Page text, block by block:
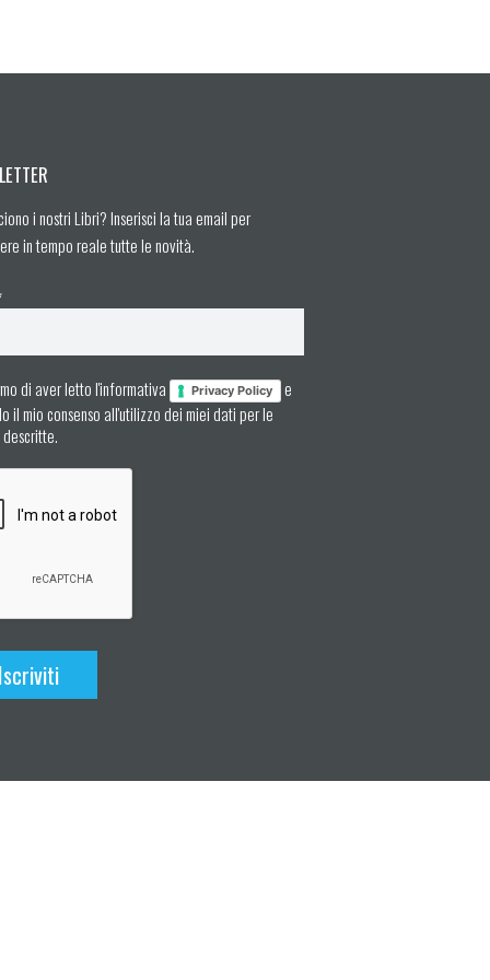
i nostri Libri? Inserisci la tua email per
in tempo reale tutte le novità.
di aver letto l'informativa Privacy Policy
e
il mio consenso all'utilizzo dei miei dati per le